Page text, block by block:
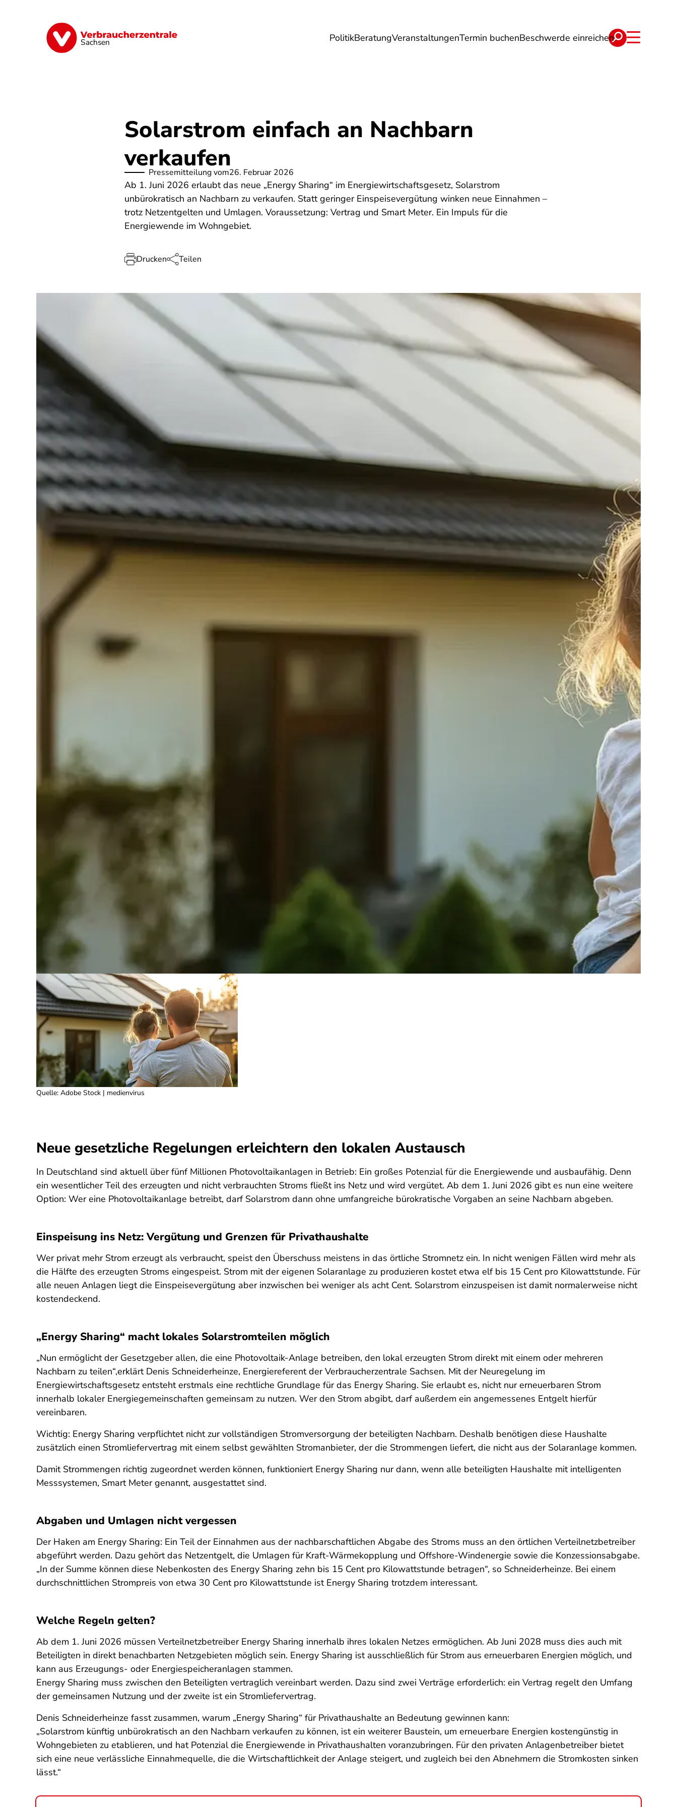
Sachsen PolitikBeratungVeranstaltungenTermin buchenBeschwerde einreichen
Vorsorge Verträge Geld & Versicherungen Digitales Energie & Wohnen Lebensmittel & Ernährung
Solarstrom einfach an Nachbarn
verkaufen
Pressemitteilung vom26. Februar 2026
Ab 1. Juni 2026 erlaubt das neue „Energy Sharing“ im Energiewirtschaftsgesetz, Solarstrom
unbürokratisch an Nachbarn zu verkaufen. Statt geringer Einspeisevergütung winken neue Einnahmen –
trotz Netzentgelten und Umlagen. Voraussetzung: Vertrag und Smart Meter. Ein Impuls für die
Energiewende im Wohngebiet.
Drucken Teilen
Quelle: Adobe Stock | medienvirus
Neue gesetzliche Regelungen erleichtern den lokalen Austausch
In Deutschland sind aktuell über fünf Millionen Photovoltaikanlagen in Betrieb: Ein großes Potenzial für die Energiewende und ausbaufähig. Denn
ein wesentlicher Teil des erzeugten und nicht verbrauchten Stroms fließt ins Netz und wird vergütet. Ab dem 1. Juni 2026 gibt es nun eine weitere
Option: Wer eine Photovoltaikanlage betreibt, darf Solarstrom dann ohne umfangreiche bürokratische Vorgaben an seine Nachbarn abgeben.
Einspeisung ins Netz: Vergütung und Grenzen für Privathaushalte
Wer privat mehr Strom erzeugt als verbraucht, speist den Überschuss meistens in das örtliche Stromnetz ein. In nicht wenigen Fällen wird mehr als
die Hälfte des erzeugten Stroms eingespeist. Strom mit der eigenen Solaranlage zu produzieren kostet etwa elf bis 15 Cent pro Kilowattstunde. Für
alle neuen Anlagen liegt die Einspeisevergütung aber inzwischen bei weniger als acht Cent. Solarstrom einzuspeisen ist damit normalerweise nicht
kostendeckend.
„Energy Sharing“ macht lokales Solarstromteilen möglich
„Nun ermöglicht der Gesetzgeber allen, die eine Photovoltaik-Anlage betreiben, den lokal erzeugten Strom direkt mit einem oder mehreren
Nachbarn zu teilen“,erklärt Denis Schneiderheinze, Energiereferent der Verbraucherzentrale Sachsen. Mit der Neuregelung im
Energiewirtschaftsgesetz entsteht erstmals eine rechtliche Grundlage für das Energy Sharing. Sie erlaubt es, nicht nur erneuerbaren Strom
innerhalb lokaler Energiegemeinschaften gemeinsam zu nutzen. Wer den Strom abgibt, darf außerdem ein angemessenes Entgelt hierfür
vereinbaren.
Wichtig: Energy Sharing verpflichtet nicht zur vollständigen Stromversorgung der beteiligten Nachbarn. Deshalb benötigen diese Haushalte
zusätzlich einen Stromliefervertrag mit einem selbst gewählten Stromanbieter, der die Strommengen liefert, die nicht aus der Solaranlage kommen.
Damit Strommengen richtig zugeordnet werden können, funktioniert Energy Sharing nur dann, wenn alle beteiligten Haushalte mit intelligenten
Messsystemen, Smart Meter genannt, ausgestattet sind.
Abgaben und Umlagen nicht vergessen
Der Haken am Energy Sharing: Ein Teil der Einnahmen aus der nachbarschaftlichen Abgabe des Stroms muss an den örtlichen Verteilnetzbetreiber
abgeführt werden. Dazu gehört das Netzentgelt, die Umlagen für Kraft-Wärmekopplung und Offshore-Windenergie sowie die Konzessionsabgabe.
„In der Summe können diese Nebenkosten des Energy Sharing zehn bis 15 Cent pro Kilowattstunde betragen“, so Schneiderheinze. Bei einem
durchschnittlichen Strompreis von etwa 30 Cent pro Kilowattstunde ist Energy Sharing trotzdem interessant.
Welche Regeln gelten?
Ab dem 1. Juni 2026 müssen Verteilnetzbetreiber Energy Sharing innerhalb ihres lokalen Netzes ermöglichen. Ab Juni 2028 muss dies auch mit
Beteiligten in direkt benachbarten Netzgebieten möglich sein. Energy Sharing ist ausschließlich für Strom aus erneuerbaren Energien möglich, und
kann aus Erzeugungs- oder Energiespeicheranlagen stammen.
Energy Sharing muss zwischen den Beteiligten vertraglich vereinbart werden. Dazu sind zwei Verträge erforderlich: ein Vertrag regelt den Umfang
der gemeinsamen Nutzung und der zweite ist ein Stromliefervertrag.
Denis Schneiderheinze fasst zusammen, warum „Energy Sharing“ für Privathaushalte an Bedeutung gewinnen kann:
„Solarstrom künftig unbürokratisch an den Nachbarn verkaufen zu können, ist ein weiterer Baustein, um erneuerbare Energien kostengünstig in
Wohngebieten zu etablieren, und hat Potenzial die Energiewende in Privathaushalten voranzubringen. Für den privaten Anlagenbetreiber bietet
sich eine neue verlässliche Einnahmequelle, die die Wirtschaftlichkeit der Anlage steigert, und zugleich bei den Abnehmern die Stromkosten sinken
lässt.“